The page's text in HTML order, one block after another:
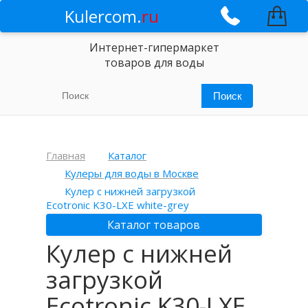
Kulercom.ru
Интернет-гипермаркет
товаров для воды
Главная
Каталог
Кулеры для воды в Москве
Кулер с нижней загрузкой
Ecotronic K30-LXE white-grey
Каталог товаров
Кулер с нижней
загрузкой